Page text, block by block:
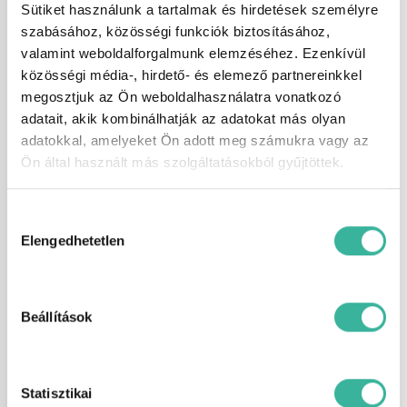
Sütiket használunk a tartalmak és hirdetések személyre
szabásához, közösségi funkciók biztosításához,
valamint weboldalforgalmunk elemzéséhez. Ezenkívül
közösségi média-, hirdető- és elemező partnereinkkel
megosztjuk az Ön weboldalhasználatra vonatkozó
adatait, akik kombinálhatják az adatokat más olyan
adatokkal, amelyeket Ön adott meg számukra vagy az
Ön által használt más szolgáltatásokból gyűjtöttek.
kiválasztása
Elengedhetetlen
Beállítások
Statisztikai
fűthető tükör, fűtőszálas szélvédő,
hátsó fejtámlák, hátsó keresztirányú
forgalomra figyelmeztetés, holttér-
figyelő rendszer, ISOFIX rendszer,
kihangosító, kikapcsolható légzsák,
koccanásgátló, kormányról
vezérelhető hifi, ködlámpa, könnyűfém
felni, középső kartámasz, kulcsnélküli
indítás, kulcsnélküli nyitórendszer, LED
fényszóró, manuális (6 fokozatú)
sebességváltó, menetfény,
fékasszisztens, sávtartó rendszer,
asszisztens, távolságtartó tempomat,
asszisztens, vezetőoldali légzsák,